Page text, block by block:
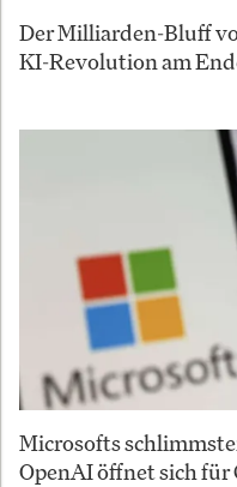
Der Milliarden-Bluff
KI-Revolution am
Microsofts
OpenAI öffnet sich für